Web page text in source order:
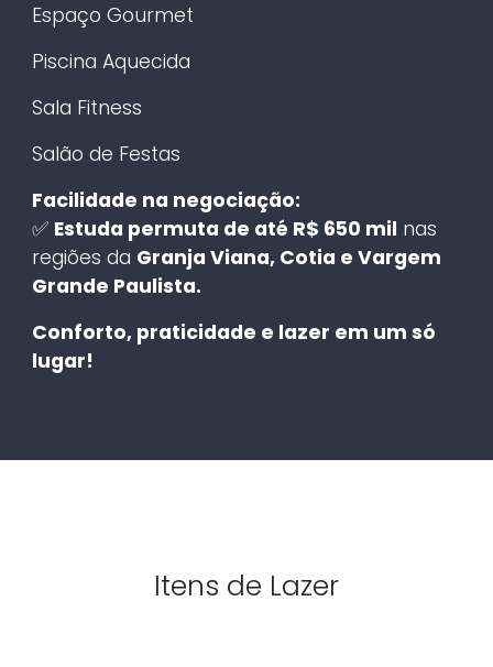
Espaço Gourmet
Piscina Aquecida
Sala Fitness
Salão de Festas
Facilidade na negociação:
✅ Estuda permuta de até R$ 650 mil nas
regiões da Granja Viana, Cotia e Vargem
Grande Paulista.
Conforto, praticidade e lazer em um só
lugar!
Itens de Lazer